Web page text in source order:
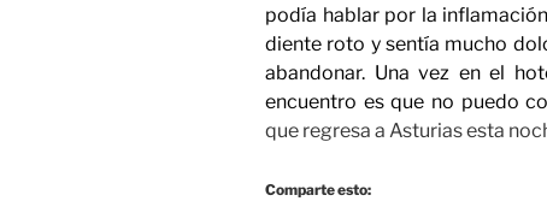
podía hablar por la
diente roto y sentía mucho
abandonar. Una vez en el
encuentro es que no puedo
que regresa a Asturias esta
Comparte esto: